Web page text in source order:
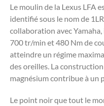
Le moulin de la Lexus LFA
identifié sous le nom de
collaboration avec
700 tr/min et 480 Nm de
atteindre un régime
des oreilles. La
magnésium contribue à un
Le point noir que tout le